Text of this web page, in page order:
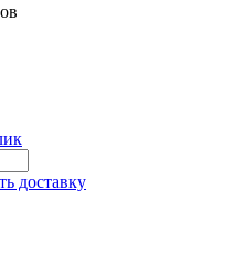
доставку